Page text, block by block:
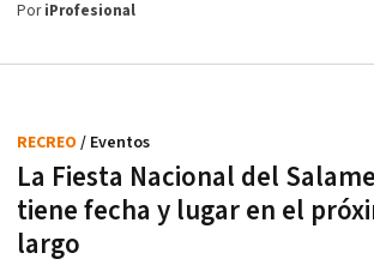
PoriProfesional
La Fiesta Nacional del
tiene fecha y lugar en el
largo
RECREO / Eventos